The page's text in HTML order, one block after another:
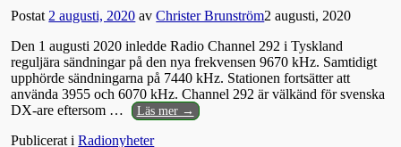
Postat 2 augusti, 2020 avChrister Brunström2 augusti, 2020
Den 1 augusti 2020 inledde Radio Channel 292 i Tyskland
reguljära sändningar på den nya frekvensen 9670 kHz. Samtidigt
upphörde sändningarna på 7440 kHz. Stationen fortsätter att
använda 3955 och 6070 kHz. Channel 292 är välkänd för svenska
DX-are eftersom … Läs mer →
Publicerat i Radionyheter